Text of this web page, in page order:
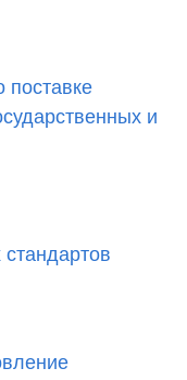
поставке
и